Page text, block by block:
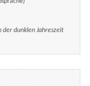
dunklen Jahreszeit